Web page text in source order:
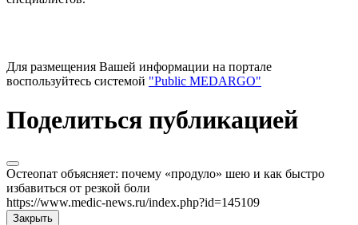
Для размещения Вашей информации на портале
воспользуйтесь системой "Public MEDARGO"
Поделиться публикацией
Остеопат объясняет: почему «продуло» шею и как быстро
избавиться от резкой боли
https://www.medic-news.ru/index.php?id=145109
Закрыть